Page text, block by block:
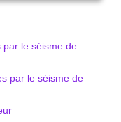
par le séisme de
par le séisme de